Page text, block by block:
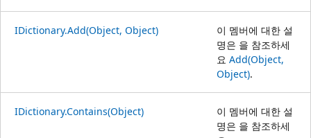
IDictionary.Add(Object, Object)
이 멤버에 대한 설
명은 을 참조하세
요 Add(Object,
Object).
IDictionary.Contains(Object)
이 멤버에 대한 설
명은 을 참조하세